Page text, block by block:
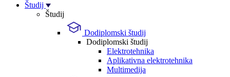
Študij
Študij
Dodiplomski študij
Dodiplomski študij
Elektrotehnika
Aplikativna elektrotehnika
Multimedija